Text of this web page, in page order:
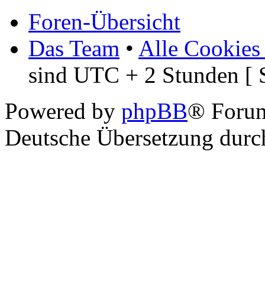
Foren-Übersicht
Das Team • Alle Cookies
sind UTC + 2 Stunden [
Powered by phpBB®
Deutsche Übersetzung